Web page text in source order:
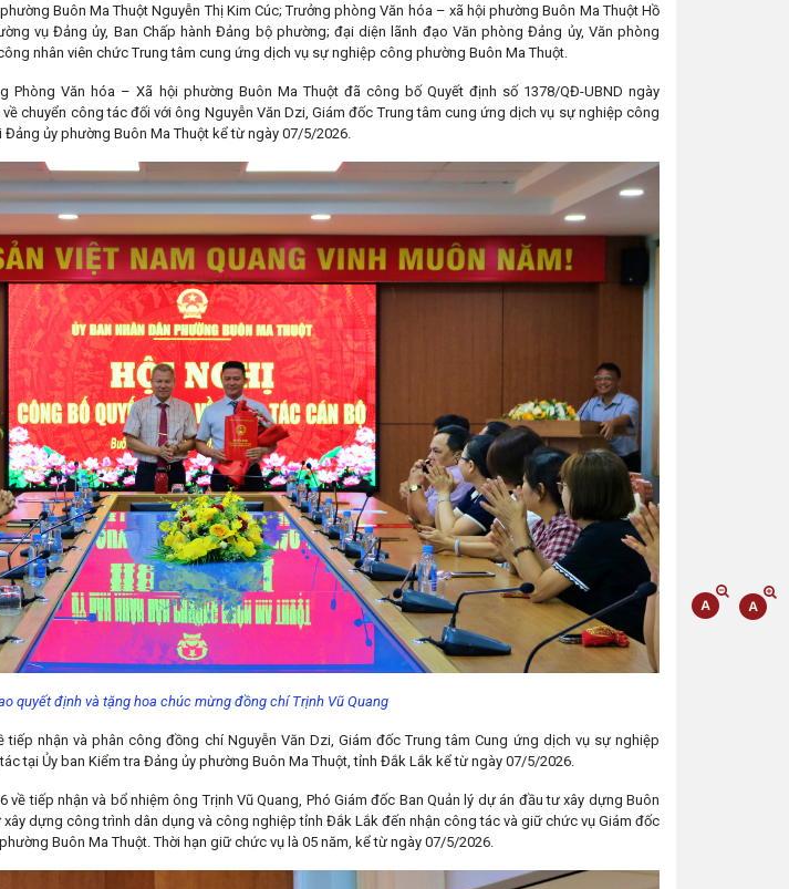
Buôn Ma Thuột Nguyễn Thị Kim Cúc; Trưởng phòng Văn hóa – xã hội phường Buôn Ma Thuột Hồ
vụ Đảng ủy, Ban Chấp hành Đảng bộ phường; đại diện lãnh đạo Văn phòng Đảng ủy, Văn phòng
nhân viên chức Trung tâm cung ứng dịch vụ sự nghiệp công phường Buôn Ma Thuột.
Phòng Văn hóa – Xã hội phường Buôn Ma Thuột đã công bố Quyết định số 1378/QĐ-UBND ngày
chuyển công tác đối với ông Nguyễn Văn Dzi, Giám đốc Trung tâm cung ứng dịch vụ sự nghiệp công
ủy phường Buôn Ma Thuột kể từ ngày 07/5/2026.
quyết định và tặng hoa chúc mừng đồng chí Trịnh Vũ Quang
nhận và phân công đồng chí Nguyễn Văn Dzi, Giám đốc Trung tâm Cung ứng dịch vụ sự nghiệp
tại Ủy ban Kiểm tra Đảng ủy phường Buôn Ma Thuột, tỉnh Đắk Lắk kể từ ngày 07/5/2026.
tiếp nhận và bổ nhiệm ông Trịnh Vũ Quang, Phó Giám đốc Ban Quản lý dự án đầu tư xây dựng Buôn
dựng công trình dân dụng và công nghiệp tỉnh Đắk Lắk đến nhận công tác và giữ chức vụ Giám đốc
Buôn Ma Thuột. Thời hạn giữ chức vụ là 05 năm, kể từ ngày 07/5/2026.